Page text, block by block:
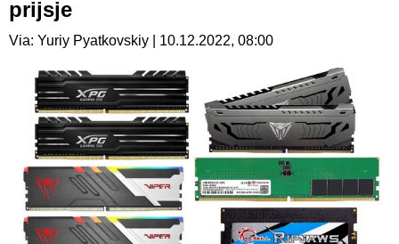
prijsje
Via: Yuriy Pyatkovskiy | 10.12.2022, 08:00